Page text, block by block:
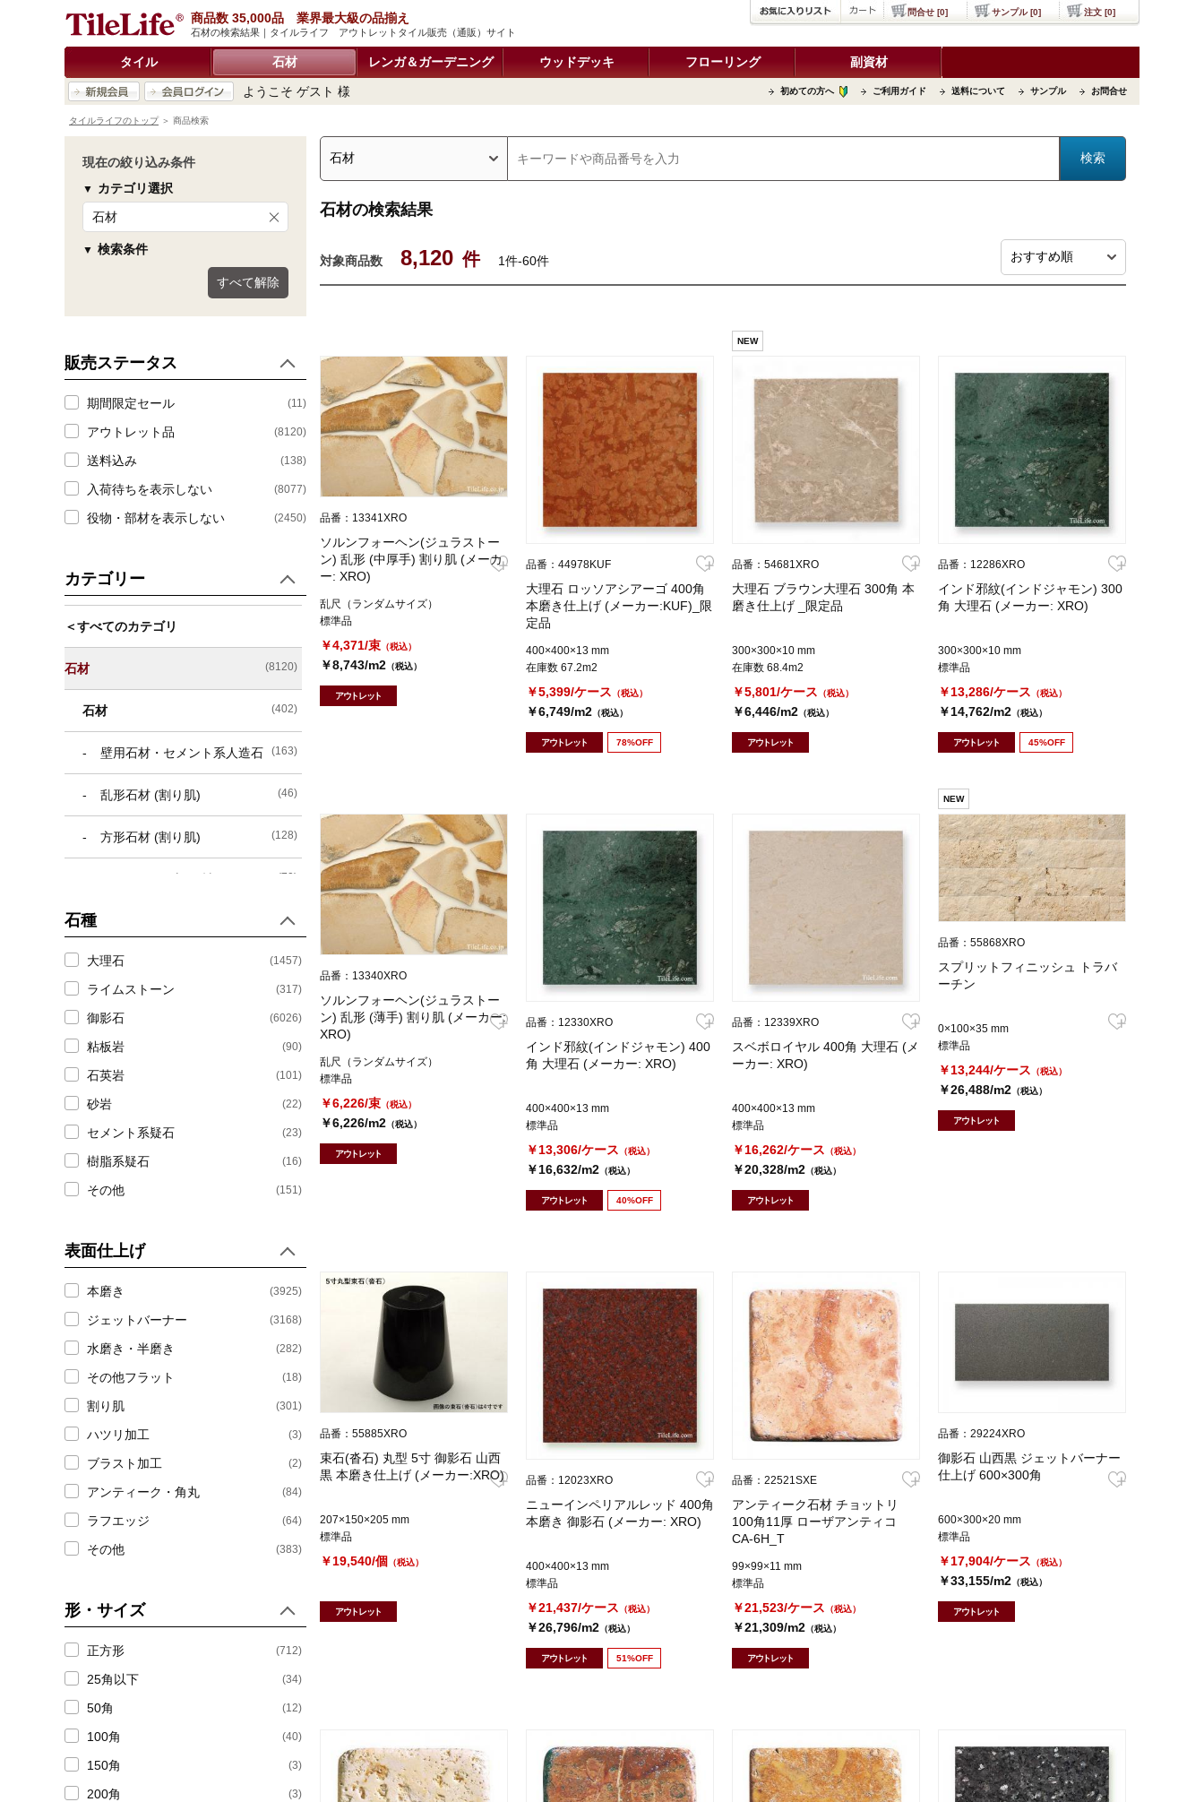
石材の検索結果｜タイルライフ アウトレットタイル販売（通販）サイト
商品数 35,000品 業界最大級の品揃え
タイル 石材 レンガ＆ガーデニング ウッドデッキ フローリング 副資材
ようこそ ゲスト 様 初めての方へ ご利用ガイド 送料について サンプル お問合せ
問合せ [0] サンプル [0] 注文 [0]
タイルライフのトップ＞ 商品検索
現在の絞り込み条件
カテゴリ選択
石材
検索条件
すべて解除
販売ステータス
期間限定セール (11)
アウトレット品 (8120)
送料込み (138)
入荷待ちを表示しない (8077)
役物・部材を表示しない (2450)
カテゴリー
＜すべてのカテゴリ
石材 (8120)
石材 (402)
壁用石材・セメント系人造石 (163)
乱形石材 (割り肌) (46)
方形石材 (割り肌) (128)
(70)
人造石材 (本磨き仕上げ) (15)
御影石
300角本磨き御影石 (81)
300角バーナー御影石
400角本磨き御影石 (86)
300×600角本磨き御影石 (66)
600角バーナー御影石 (27)
大理石モザイク (118)
大理石モザイク パターン (65)
大理石 (179)
400角 大理石 (65)
300×600角 大理石 (10)
600角 大理石
ライムストーン (33)
石種
大理石 (1457)
ライムストーン (317)
御影石 (6026)
粘板岩 (90)
石英岩 (101)
砂岩 (22)
セメント系疑石 (23)
樹脂系疑石 (16)
その他 (151)
表面仕上げ
本磨き (3925)
ジェットバーナー (3168)
水磨き・半磨き (282)
その他フラット (18)
割り肌 (301)
ハツリ加工 (3)
ブラスト加工 (2)
アンティーク・角丸 (84)
ラフエッジ (64)
その他 (383)
形・サイズ
正方形 (712)
25角以下 (34)
50角 (12)
100角 (40)
150角 (3)
200角 (3)
石材の検索結果
対象商品数 8,120 件 1件-60件
品番：13341XRO
ソルンフォーヘン(ジュラストー
ン) 乱形 (中厚手) 割り肌 (メーカ
ー: XRO)
乱尺（ランダムサイズ）
標準品
￥4,371/束 （税込）
￥8,743/m2 （税込）
アウトレット
品番：44978KUF
大理石 ロッソアシアーゴ 400角
本磨き仕上げ (メーカー:KUF)_限
定品
400×400×13 mm
在庫数 67.2m2
￥5,399/ケース （税込）
￥6,749/m2 （税込）
アウトレット 78%OFF
NEW
品番：54681XRO
大理石 ブラウン大理石 300角 本
磨き仕上げ _限定品
300×300×10 mm
在庫数 68.4m2
￥5,801/ケース （税込）
￥6,446/m2 （税込）
アウトレット
品番：12286XRO
インド邪紋(インドジャモン) 300
角 大理石 (メーカー: XRO)
300×300×10 mm
標準品
￥13,286/ケース （税込）
￥14,762/m2 （税込）
アウトレット 45%OFF
品番：13340XRO
ソルンフォーヘン(ジュラストー
ン) 乱形 (薄手) 割り肌 (メーカー:
XRO)
乱尺（ランダムサイズ）
標準品
￥6,226/束 （税込）
￥6,226/m2 （税込）
アウトレット
品番：12330XRO
インド邪紋(インドジャモン) 400
角 大理石 (メーカー: XRO)
400×400×13 mm
標準品
￥13,306/ケース （税込）
￥16,632/m2 （税込）
アウトレット 40%OFF
品番：12339XRO
スベボロイヤル 400角 大理石 (メ
ーカー: XRO)
400×400×13 mm
標準品
￥16,262/ケース （税込）
￥20,328/m2 （税込）
アウトレット
NEW
品番：55868XRO
スプリットフィニッシュ トラバ
ーチン
0×100×35 mm
標準品
￥13,244/ケース （税込）
￥26,488/m2 （税込）
アウトレット
品番：55885XRO
束石(沓石) 丸型 5寸 御影石 山西
黒 本磨き仕上げ (メーカー:XRO)
207×150×205 mm
標準品
￥19,540/個 （税込）
アウトレット
品番：12023XRO
ニューインペリアルレッド 400角
本磨き 御影石 (メーカー: XRO)
400×400×13 mm
標準品
￥21,437/ケース （税込）
￥26,796/m2 （税込）
アウトレット 51%OFF
品番：22521SXE
アンティーク石材 チョットリ
100角11厚 ローザアンティコ
CA-6H_T
99×99×11 mm
標準品
￥21,523/ケース （税込）
￥21,309/m2 （税込）
アウトレット
品番：29224XRO
御影石 山西黒 ジェットバーナー
仕上げ 600×300角
600×300×20 mm
標準品
￥17,904/ケース （税込）
￥33,155/m2 （税込）
アウトレット